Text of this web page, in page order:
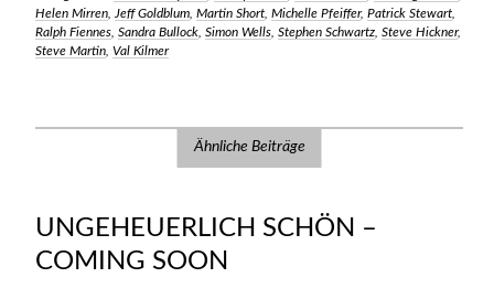
Helen Mirren, Jeff Goldblum, Martin Short, Michelle Pfeiffer, Patrick Stewart,
Ralph Fiennes, Sandra Bullock, Simon Wells, Stephen Schwartz, Steve Hickner,
Steve Martin, Val Kilmer
Ähnliche Beiträge
UNGEHEUERLICH SCHÖN –
COMING SOON